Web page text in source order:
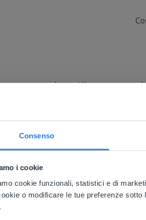
Consenso
i cookie
cookie funzionali, statistici e di
o modificare le tue preferenze
da utilizzare con
Kim, Nevada
This website
Based on your location, we
There you'll find regional
English